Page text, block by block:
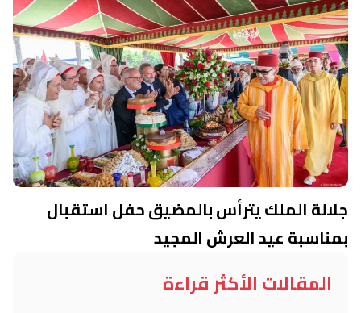
جلالة الملك يترأس بالمضيق حفل استقبال
بمناسبة عيد العرش المجيد
المقالات الأكثر قراءة